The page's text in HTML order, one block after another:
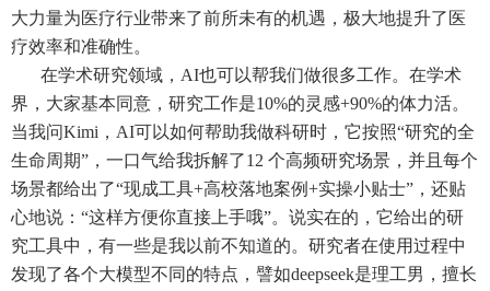
大力量为医疗行业带来了前所未有的机遇，极大地提升了医
疗效率和准确性。
在学术研究领域，AI也可以帮我们做很多工作。在学术
界，大家基本同意，研究工作是10%的灵感+90%的体力活。
当我问Kimi，AI可以如何帮助我做科研时，它按照“研究的全
生命周期”，一口气给我拆解了12 个高频研究场景，并且每个
场景都给出了“现成工具+高校落地案例+实操小贴士”，还贴
心地说：“这样方便你直接上手哦”。说实在的，它给出的研
究工具中，有一些是我以前不知道的。研究者在使用过程中
发现了各个大模型不同的特点，譬如deepseek是理工男，擅长